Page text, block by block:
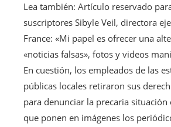
Lea también: Artículo reservado
suscriptores Sibyle Veil, directora
France: «Mi papel es ofrecer una
«noticias falsas», fotos y videos
En cuestión, los empleados de las
públicas locales retiraron sus
para denunciar la precaria situación
que ponen en imágenes los